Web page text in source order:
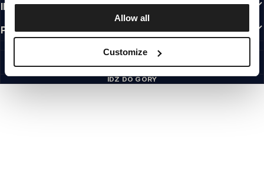
Allow all
Customize
INFORMACJE
PRZYDATNE LINKI
©1997 - 2026 PITBULL SP. Z O.O. ALL RIGHTS RESERVED.
SITE CREDITS
IDŹ DO GÓRY